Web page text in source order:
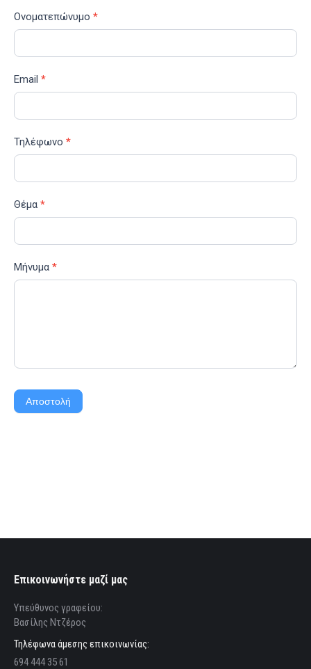
Contact
Us
Ονοματεπώνυμο *
Email *
Τηλέφωνο *
Θέμα *
Μήνυμα *
Αποστολή
Επικοινωνήστε μαζί μας
Υπεύθυνος γραφείου:
Βασίλης Ντζέρος
Τηλέφωνα άμεσης επικοινωνίας:
694 444 35 61